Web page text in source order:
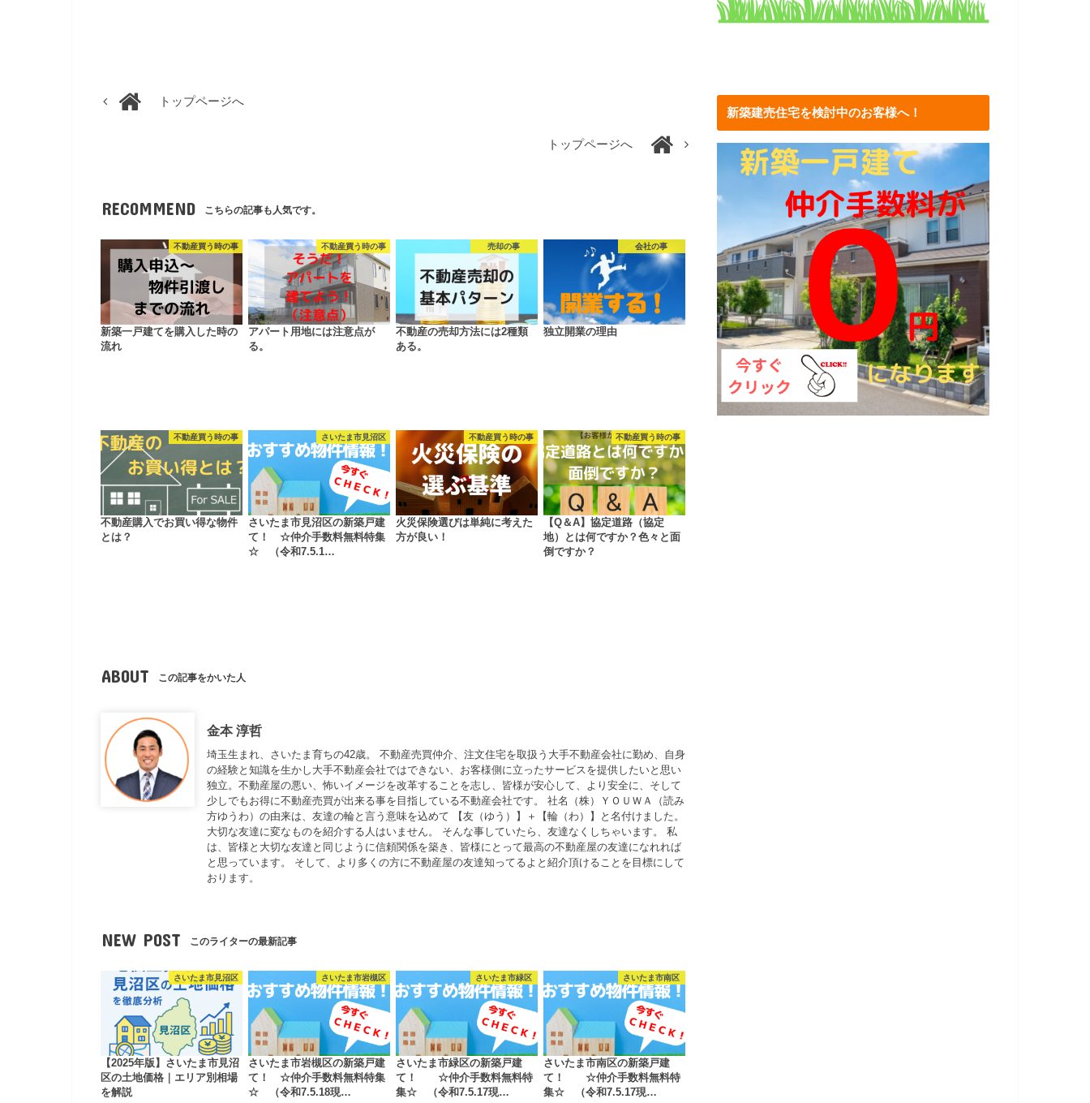
トップページへ
トップページへ
RECOMMEND こちらの記事も人気です。
不動産買う時の事
新築一戸建てを購入した時の
流れ
不動産買う時の事
アパート用地には注意点が
る。
売却の事
不動産の売却方法には2種類
ある。
会社の事
独立開業の理由
不動産買う時の事
不動産購入でお買い得な物件
とは？
さいたま市見沼区
さいたま市見沼区の新築戸建
て！ ☆仲介手数料無料特集
☆ （令和7.5.1…
不動産買う時の事
火災保険選びは単純に考えた
方が良い！
不動産買う時の事
【Q＆A】協定道路（協定
地）とは何ですか？色々と面
倒ですか？
ABOUT この記事をかいた人
金本 淳哲
埼玉生まれ、さいたま育ちの42歳。 不動産売買仲介、注文住宅を取扱う大手不動産会社に勤め、自身
の経験と知識を生かし大手不動産会社ではできない、お客様側に立ったサービスを提供したいと思い
独立。不動産屋の悪い、怖いイメージを改革することを志し、皆様が安心して、より安全に、そして
少しでもお得に不動産売買が出来る事を目指している不動産会社です。 社名（株）ＹＯＵＷＡ（読み
方ゆうわ）の由来は、友達の輪と言う意味を込めて 【友（ゆう）】＋【輪（わ）】と名付けました。
大切な友達に変なものを紹介する人はいません。 そんな事していたら、友達なくしちゃいます。 私
は、皆様と大切な友達と同じように信頼関係を築き、皆様にとって最高の不動産屋の友達になれれば
と思っています。 そして、より多くの方に不動産屋の友達知ってるよと紹介頂けることを目標にして
おります。
NEW POST このライターの最新記事
さいたま市見沼区
【2025年版】さいたま市見沼
区の土地価格｜エリア別相場
を解説
さいたま市岩槻区
さいたま市岩槻区の新築戸建
て！ ☆仲介手数料無料特集
☆ （令和7.5.18現…
さいたま市緑区
さいたま市緑区の新築戸建
て！ ☆仲介手数料無料特
集☆ （令和7.5.17現…
さいたま市南区
さいたま市南区の新築戸建
て！ ☆仲介手数料無料特
集☆ （令和7.5.17現…
新築建売住宅を検討中のお客様へ！